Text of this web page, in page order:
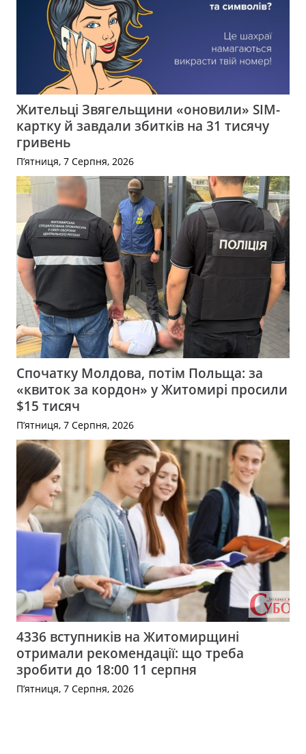
Жительці Звягельщини «оновили» SIM-
картку й завдали збитків на 31 тисячу
гривень
П’ятниця, 7 Серпня, 2026
Спочатку Молдова, потім Польща: за
«квиток за кордон» у Житомирі просили
$15 тисяч
П’ятниця, 7 Серпня, 2026
4336 вступників на Житомирщині
отримали рекомендації: що треба
зробити до 18:00 11 серпня
П’ятниця, 7 Серпня, 2026